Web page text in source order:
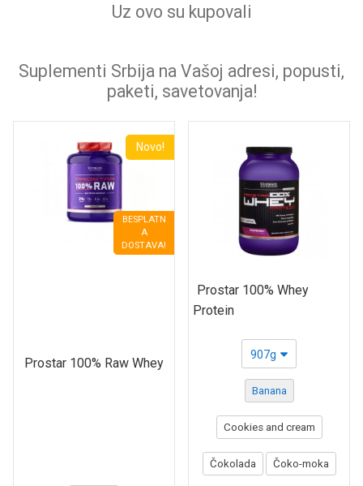
Uz ovo su kupovali
Suplementi Srbija na Vašoj adresi, popusti,
paketi, savetovanja!
BESPLATN
A
DOSTAVA!
Novo!
Prostar 100% Raw Whey
Prostar 100% Whey
Protein
907g
Banana
Cookies and cream
Čokolada Čoko-moka